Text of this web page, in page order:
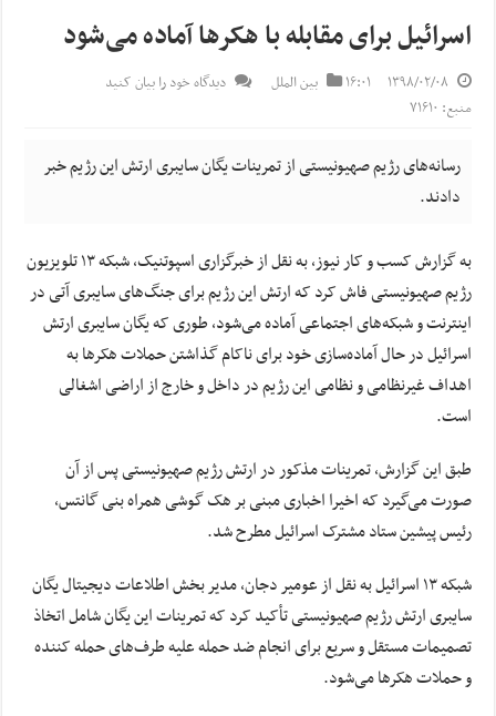
اسرائیل برای مقابله با هکرها آماده می‌شود
۱۳۹۸/۰۲/۰۸ ۱۶:۰۱ بین الملل
دیدگاه خود را بیان کنید
منبع: ۷۱۶۱۰
رسانه‌های رژیم صهیونیستی از تمرینات یگان‌ سایبری ارتش این رژیم خبر
دادند.
به گزارش کسب و کار نیوز، به نقل از خبرگزاری اسپوتنیک، شبکه ۱۳ تلویزیون
رژیم صهیونیستی فاش کرد که ارتش این رژیم برای جنگ‌های سایبری آتی در
اینترنت و شبکه‌های اجتماعی آماده می‌شود، طوری که یگان سایبری ارتش
اسرائیل در حال آماده‌سازی خود برای ناکام گذاشتن حملات هکرها به
اهداف غیرنظامی و نظامی این رژیم در داخل و خارج از اراضی اشغالی
است.
طبق این گزارش، تمرینات مذکور در ارتش رژیم صهیونیستی پس از آن
صورت می‌گیرد که اخیرا اخباری مبنی بر هک گوشی همراه بنی گانتس،
رئیس پیشین ستاد مشترک اسرائیل مطرح شد.
شبکه ۱۳ اسرائیل به نقل از عومیر دجان، مدیر بخش اطلاعات دیجیتال یگان
سایبری ارتش رژیم صهیونیستی تأکید کرد که تمرینات این یگان شامل اتخاذ
تصمیمات مستقل و سریع برای انجام ضد حمله علیه طرف‌های حمله کننده
و حملات هکرها می‌شود.